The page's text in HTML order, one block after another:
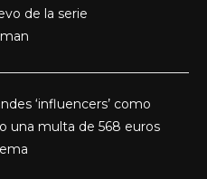
de la serie
‘influencers’ como
una multa de 568 euros